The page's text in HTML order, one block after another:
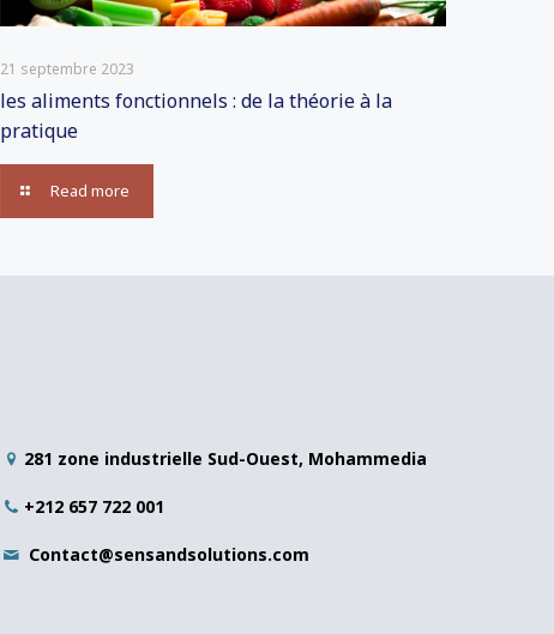
21 septembre 2023
les aliments fonctionnels : de la théorie à la
pratique
Read more
281 zone industrielle Sud-Ouest, Mohammedia
+212 657 722 001
Contact@sensandsolutions.com